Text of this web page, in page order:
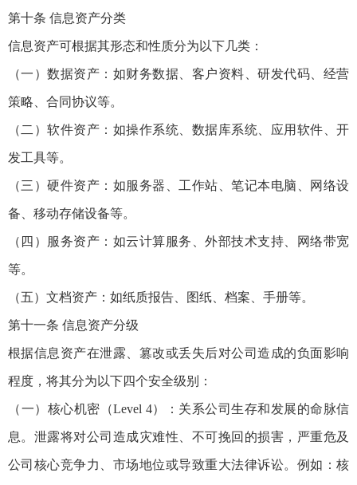
第十条 信息资产分类
信息资产可根据其形态和性质分为以下几类：
（一）数据资产：如财务数据、客户资料、研发代码、经营
策略、合同协议等。
（二）软件资产：如操作系统、数据库系统、应用软件、开
发工具等。
（三）硬件资产：如服务器、工作站、笔记本电脑、网络设
备、移动存储设备等。
（四）服务资产：如云计算服务、外部技术支持、网络带宽
等。
（五）文档资产：如纸质报告、图纸、档案、手册等。
第十一条 信息资产分级
根据信息资产在泄露、篡改或丢失后对公司造成的负面影响
程度，将其分为以下四个安全级别：
（一）核心机密（Level 4）：关系公司生存和发展的命脉信
息。泄露将对公司造成灾难性、不可挽回的损害，严重危及
公司核心竞争力、市场地位或导致重大法律诉讼。例如：核